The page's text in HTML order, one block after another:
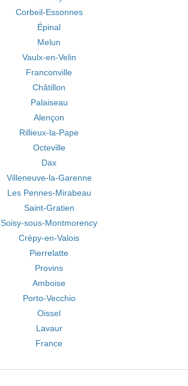
Corbeil-Essonnes
Épinal
Melun
Vaulx-en-Velin
Franconville
Châtillon
Palaiseau
Alençon
Rillieux-la-Pape
Octeville
Dax
Villeneuve-la-Garenne
Les Pennes-Mirabeau
Saint-Gratien
Soisy-sous-Montmorency
Crépy-en-Valois
Pierrelatte
Provins
Amboise
Porto-Vecchio
Oissel
Lavaur
France